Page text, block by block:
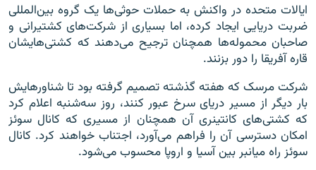
ایالات متحده در واکنش به حملات حوثی‌ها یک گروه بین‌المللی
ضربت دریایی ایجاد کرده، اما بسیاری از شرکت‌های کشتیرانی و
صاحبان محموله‌ها همچنان ترجیح می‌دهند که کشتی‌هایشان
قاره آفریقا را دور بزنند.
شرکت مرسک که هفته گذشته تصمیم گرفته بود تا شناورهایش
بار دیگر از مسیر دریای سرخ عبور کنند، روز سه‌شنبه اعلام کرد
که کشتی‌های کانتینری آن همچنان از مسیری که کانال سوئز
امکان دسترسی آن را فراهم می‌آورد، اجتناب خواهند کرد. کانال
سوئز راه میانبر بین آسیا و اروپا محسوب می‌شود.